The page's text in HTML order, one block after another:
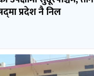
प्रदेश नै निल